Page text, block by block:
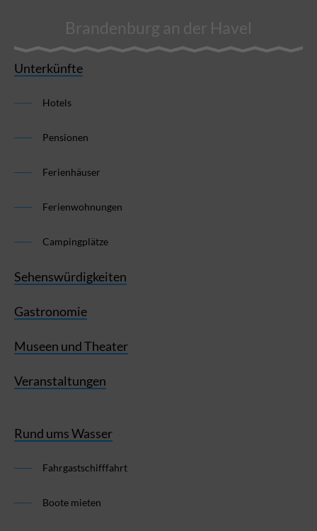
Brandenburg an der Havel
Unterkünfte
Hotels
Pensionen
Ferienhäuser
Ferienwohnungen
Campingplätze
Sehenswürdigkeiten
Gastronomie
Museen und Theater
Veranstaltungen
Rund ums Wasser
Fahrgastschifffahrt
Boote mieten